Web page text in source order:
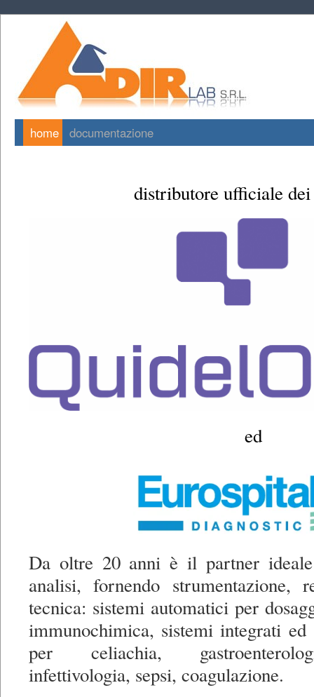
home documentazione
distributore ufficiale
ed
Da oltre 20 anni è il partner
analisi, fornendo strumentazione,
tecnica: sistemi automatici per
immunochimica, sistemi integrati ed
per celiachia,
infettivologia, sepsi, coagulazione.